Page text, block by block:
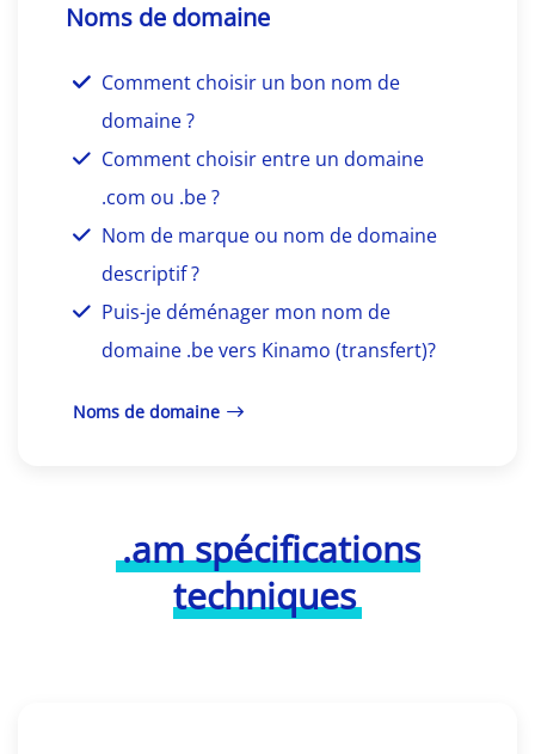
Noms de domaine
Comment choisir un bon nom de
domaine ?
Comment choisir entre un domaine
.com ou .be ?
Nom de marque ou nom de domaine
descriptif ?
Puis-je déménager mon nom de
domaine .be vers Kinamo (transfert)?
Noms de domaine
.am spécifications
techniques